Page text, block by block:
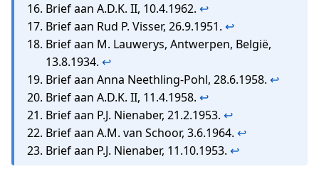
Brief aan A.D.K. II, 10.4.1962. ↩
Brief aan Rud P. Visser, 26.9.1951. ↩
Brief aan M. Lauwerys, Antwerpen, België,
13.8.1934. ↩
Brief aan Anna Neethling-Pohl, 28.6.1958. ↩
Brief aan A.D.K. II, 11.4.1958. ↩
Brief aan P.J. Nienaber, 21.2.1953. ↩
Brief aan A.M. van Schoor, 3.6.1964. ↩
Brief aan P.J. Nienaber, 11.10.1953. ↩